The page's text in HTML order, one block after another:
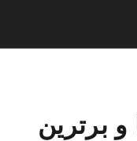
برترین